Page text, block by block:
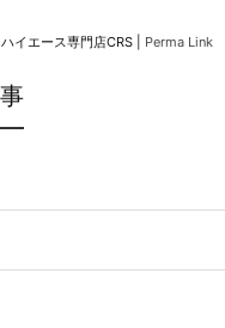
ハイエース専門店CRS Perma Link